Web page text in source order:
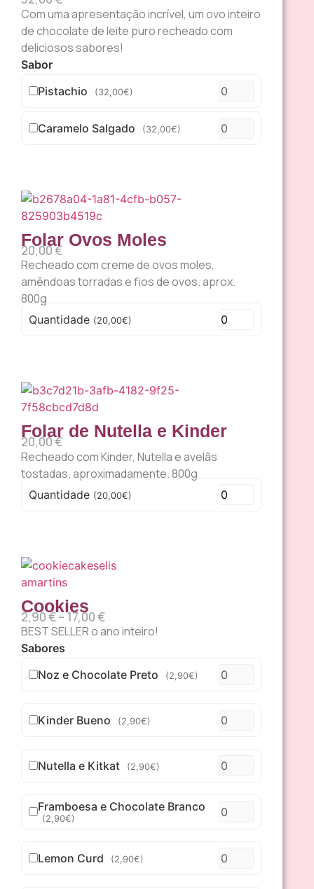
Com uma apresentação incrível, um ovo inteiro
de chocolate de leite puro recheado com
deliciosos sabores!
Sabor
Pistachio
(32,00€)
Caramelo Salgado (32,00€)
Folar Ovos Moles
20,00€
Recheado com creme de ovos moles,
amêndoas torradas e fios de ovos. aprox.
800g
Quantidade (20,00€)
Folar de Nutella e Kinder
20,00€
Recheado com Kinder, Nutella e avelãs
tostadas. aproximadamente. 800g
Quantidade (20,00€)
Cookies
2,90€–17,00€
BEST SELLER o ano inteiro!
Sabores
Noz e Chocolate Preto
(2,90€)
Kinder Bueno (2,90€)
Nutella e Kitkat (2,90€)
Framboesa e Chocolate Branco
(2,90€)
Lemon Curd (2,90€)